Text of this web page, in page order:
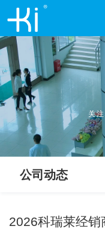
关
公司动态
2026科瑞莱经销